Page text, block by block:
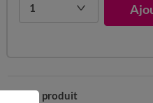
1
Détails produit